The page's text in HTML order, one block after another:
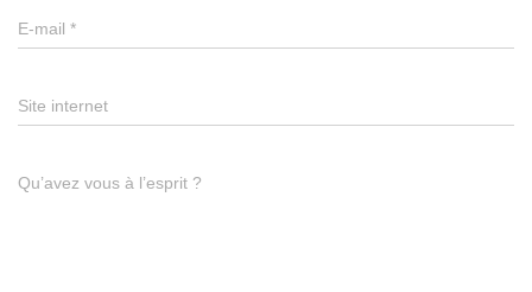
E-mail *
Site internet
Qu’avez vous à l’esprit ?